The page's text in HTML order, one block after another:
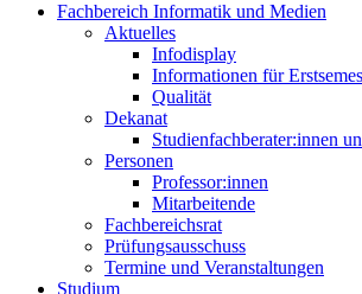
Fachbereich Informatik und Medien
Aktuelles
Infodisplay
Informationen für
Qualität
Dekanat
Studienfachberater:innen
Personen
Professor:innen
Mitarbeitende
Fachbereichsrat
Prüfungsausschuss
Termine und Veranstaltungen
Studium